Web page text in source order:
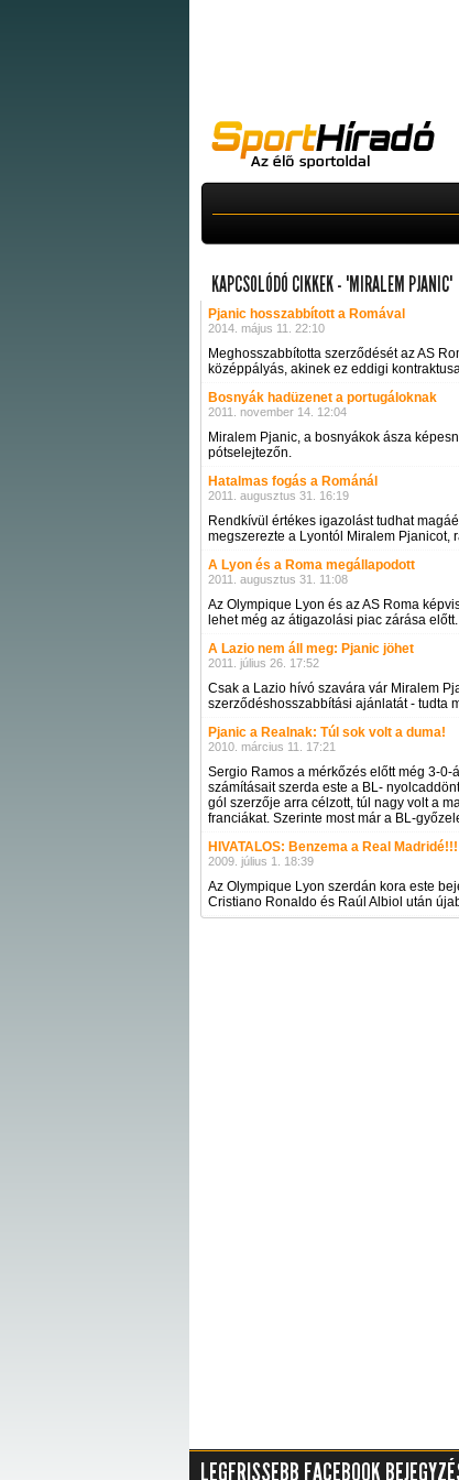
KAPCSOLÓDÓ CIKKEK - "MIRALEM PJANIC"
Pjanic hosszabbított a Romával
2014. május 11. 22:10
Meghosszabbította szerződését az AS
középpályás, akinek ez eddigi
Bosnyák hadüzenet a portugáloknak
2011. november 14. 12:04
Miralem Pjanic, a bosnyákok ásza
pótselejtezőn.
Hatalmas fogás a Románál
2011. augusztus 31. 16:19
Rendkívül értékes igazolást tudhat
megszerezte a Lyontól Miralem Pjanicot,
A Lyon és a Roma megállapodott
2011. augusztus 31. 11:08
Az Olympique Lyon és az AS Roma
lehet még az átigazolási piac zárása előtt.
A Lazio nem áll meg: Pjanic jöhet
2011. július 26. 17:52
Csak a Lazio hívó szavára vár Miralem
szerződéshosszabbítási ajánlatát - tudta
Pjanic a Realnak: Túl sok volt a duma!
2010. március 11. 17:21
Sergio Ramos a mérkőzés előtt még 3-
számításait szerda este a BL-
gól szerzője arra célzott, túl nagy volt a
franciákat. Szerinte most már a BL-
HIVATALOS: Benzema a Real Madridé!!!
2009. július 1. 18:39
Az Olympique Lyon szerdán kora este
Cristiano Ronaldo és Raúl Albiol után
LEGFRISSEBB FACEBOOK